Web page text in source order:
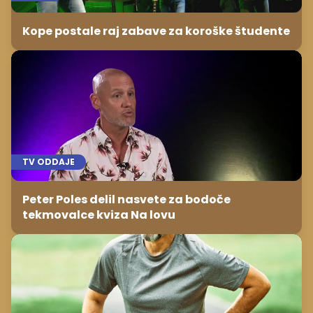
Kope postale raj zabave za koroške študente
TV ODDAJE
Peter Poles delil nasvete za bodoče
tekmovalce kviza Na lovu